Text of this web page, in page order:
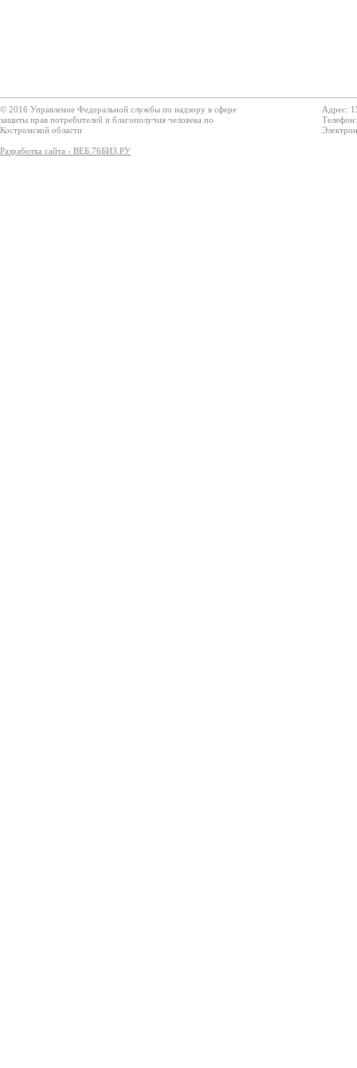
© 2016 Управление Федеральной службы по надзору в сфере
защиты прав потребителей и благополучия человека по
Костромской области
Разработка сайта - ВЕБ.76БИЗ.РУ
Адрес: